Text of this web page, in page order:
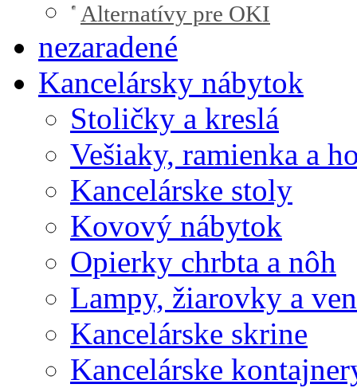
Alternatívy pre OKI
nezaradené
Kancelársky nábytok
Stoličky a kreslá
Vešiaky, ramienka a
Kancelárske stoly
Kovový nábytok
Opierky chrbta a nôh
Lampy, žiarovky a
Kancelárske skrine
Kancelárske